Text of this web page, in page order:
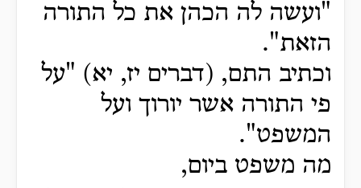
"ועשה לה הכהן את כל התורה
הזאת".
וכתיב התם, (דברים יז, יא) "על
פי התורה אשר יורוך ועל
המשפט".
מה משפט ביום,